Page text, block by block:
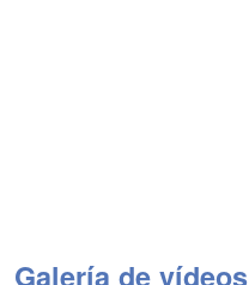
Galería de vídeos